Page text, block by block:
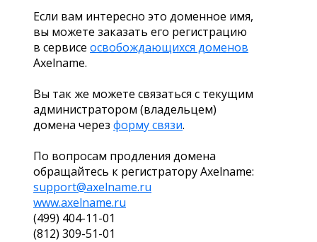
Если вам интересно это доменное имя,
вы можете заказать его регистрацию
в сервисе освобождающихся доменов
Axelname.
Вы так же можете связаться с текущим
администратором (владельцем)
домена через форму связи.
По вопросам продления домена
обращайтесь к регистратору Axelname:
support@axelname.ru
www.axelname.ru
(499) 404-11-01
(812) 309-51-01